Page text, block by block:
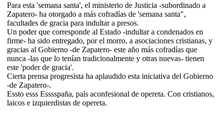
Para esta 'semana santa', el ministerio de Justicia -subordinado a
Zapatero- ha otorgado a más cofradías de 'semana santa",
facultades de gracia para indultar a presos.
Un poder que corresponde al Estado -indultar a condenados en
firme- ha sido entregado, por el morro, a asociaciones cristianas, y
gracias al Gobierno -de Zapatero- este año más cofradías que
nunca -las que lo tenían tradicionalmente y otras nuevas- tienen
este 'poder de gracia'.
Cierta prensa progresista ha aplaudido esta iniciativa del Gobierno
-de Zapatero-.
Essto esss Esssspaña, país aconfesional de opereta. Con cristianos,
laicos e izquierdistas de opereta.